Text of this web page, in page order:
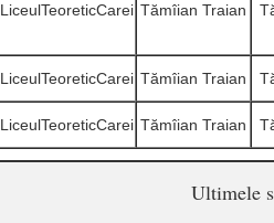
LiceulTeoreticCarei Tămîian Traian
LiceulTeoreticCarei Tămîian Traian
LiceulTeoreticCarei Tămîian Traian
Ultimele